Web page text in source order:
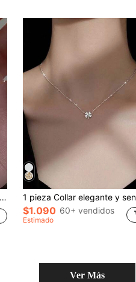
$1.090 60+ vendidos
Estimado
Ver Más